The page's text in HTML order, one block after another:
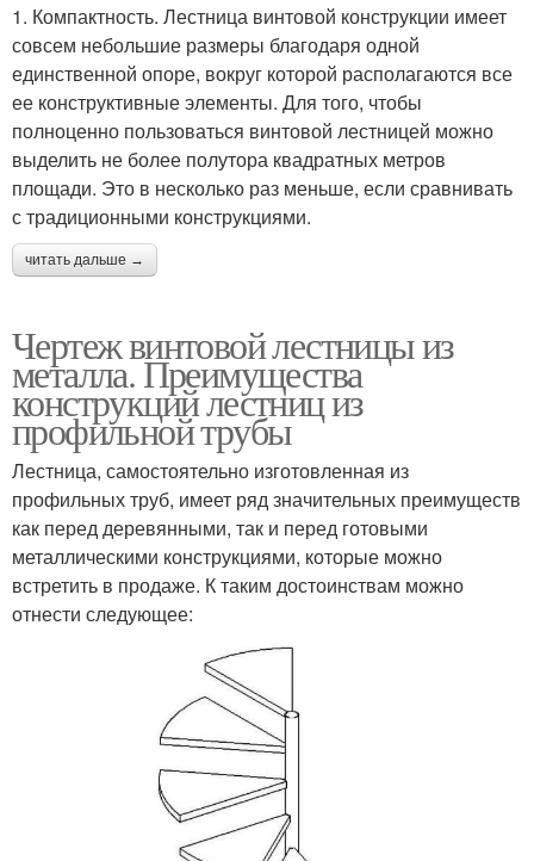
1. Компактность. Лестница винтовой конструкции имеет
совсем небольшие размеры благодаря одной
единственной опоре, вокруг которой располагаются все
ее конструктивные элементы. Для того, чтобы
полноценно пользоваться винтовой лестницей можно
выделить не более полутора квадратных метров
площади. Это в несколько раз меньше, если сравнивать
с традиционными конструкциями.
читать дальше →
Чертеж винтовой лестницы из
металла. Преимущества
конструкций лестниц из
профильной трубы
Лестница, самостоятельно изготовленная из
профильных труб, имеет ряд значительных преимуществ
как перед деревянными, так и перед готовыми
металлическими конструкциями, которые можно
встретить в продаже. К таким достоинствам можно
отнести следующее: